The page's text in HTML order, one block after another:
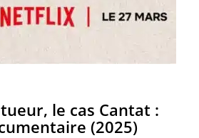
le cas Cantat :
(2025)